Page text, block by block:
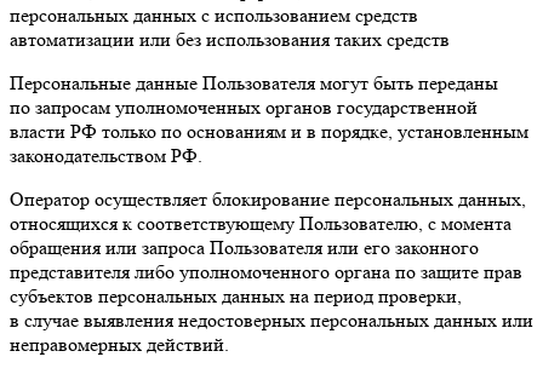
персональных данных с использованием средств
автоматизации или без использования таких средств
Персональные данные Пользователя могут быть переданы
по запросам уполномоченных органов государственной
власти РФ только по основаниям и в порядке, установленным
законодательством РФ.
Оператор осуществляет блокирование персональных данных,
относящихся к соответствующему Пользователю, с момента
обращения или запроса Пользователя или его законного
представителя либо уполномоченного органа по защите прав
субъектов персональных данных на период проверки,
в случае выявления недостоверных персональных данных или
неправомерных действий.